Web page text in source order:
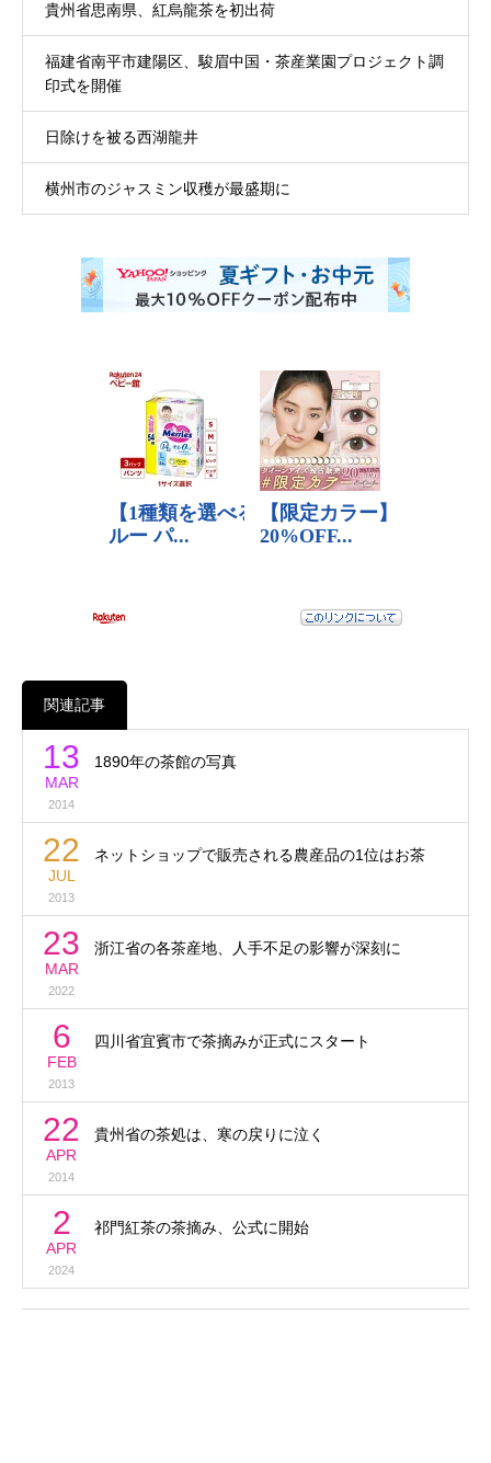
貴州省思南県、紅烏龍茶を初出荷
福建省南平市建陽区、駿眉中国・茶産業園プロジェクト調
印式を開催
日除けを被る西湖龍井
横州市のジャスミン収穫が最盛期に
関連記事
13
MAR
2014
1890年の茶館の写真
22
JUL
2013
ネットショップで販売される農産品の1位はお茶
23
MAR
2022
浙江省の各茶産地、人手不足の影響が深刻に
6
FEB
2013
四川省宜賓市で茶摘みが正式にスタート
22
APR
2014
貴州省の茶処は、寒の戻りに泣く
2
APR
2024
祁門紅茶の茶摘み、公式に開始